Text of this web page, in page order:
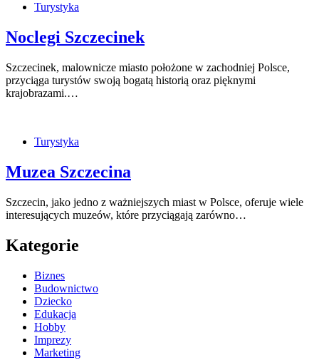
Turystyka
Noclegi Szczecinek
Szczecinek, malownicze miasto położone w zachodniej Polsce,
przyciąga turystów swoją bogatą historią oraz pięknymi
krajobrazami.…
Turystyka
Muzea Szczecina
Szczecin, jako jedno z ważniejszych miast w Polsce, oferuje wiele
interesujących muzeów, które przyciągają zarówno…
Kategorie
Biznes
Budownictwo
Dziecko
Edukacja
Hobby
Imprezy
Marketing